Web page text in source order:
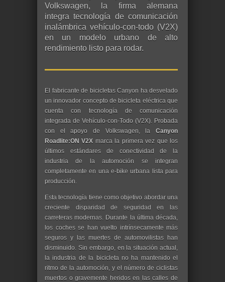
Volkswagen, la firma alemana
integra tecnología de comunicación
inalámbrica vehículo-con-todo (V2X)
en un modelo urbano de alto
rendimiento listo para rodar.
El fabricante de bicicletas Canyon ha desvelado
un innovador concepto de bicicleta eléctrica que
cuenta con tecnología de comunicación
integrada de Vehículo-con-Todo (V2X). Probada
con el apoyo de Volkswagen, la Canyon
Roadlite:ON V2X marca la primera vez que los
últimos estándares de conectividad de la
industria de la automoción se integran
completamente en una e-bike urbana lista para
producción.
Esta tecnología tiene como objetivo abordar una
creciente disparidad de seguridad en las
carreteras modernas. Durante la última década,
los coches se han vuelto intrínsecamente más
seguros y las muertes de automovilistas han
disminuido. Sin embargo, en la situación actual,
la industria de la bicicleta no ha mantenido el
ritmo de la automoción, y el número de ciclistas
muertos o gravemente heridos en las calles de